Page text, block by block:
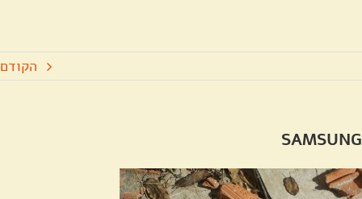
הקודם
SAMSUNG